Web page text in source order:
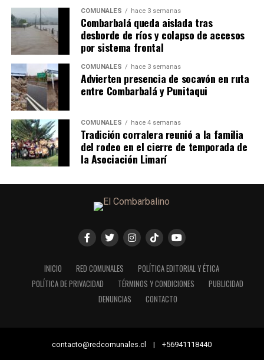
COMUNALES hace 3 semanas
Combarbalá queda aislada tras
desborde de ríos y colapso de accesos
por sistema frontal
COMUNALES hace 3 semanas
Advierten presencia de socavón en ruta
entre Combarbalá y Punitaqui
COMUNALES hace 4 semanas
Tradición corralera reunió a la familia
del rodeo en el cierre de temporada de
la Asociación Limarí
INICIO RED COMUNALES
POLÍTICA EDITORIAL Y ÉTICA
POLÍTICA DE PRIVACIDAD
TÉRMINOS Y CONDICIONES
PUBLICIDAD
DENUNCIAS
CONTACTO
contacto@redcomunales.cl | +56941118440